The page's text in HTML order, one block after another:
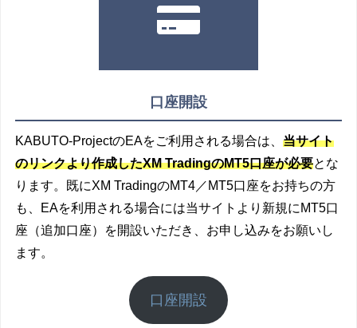
口座開設
KABUTO-ProjectのEAをご利用される場合は、 当サイト
のリンクより作成したXM TradingのMT5口座が必要とな
ります。既にXM TradingのMT4／MT5口座をお持ちの方
も、EAを利用される場合には当サイトより新規にMT5口
座（追加口座）を開設いただき、お申し込みをお願いし
ます。
口座開設